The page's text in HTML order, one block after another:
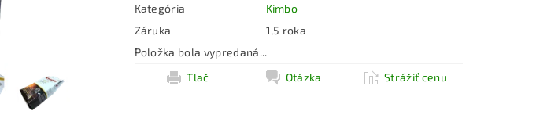
Kategória
Kimbo
Záruka
1,5 roka
Položka bola vypredaná...
Tlač
Otázka Strážiť cenu